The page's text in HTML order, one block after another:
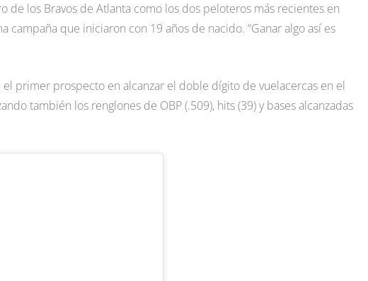
de los Bravos de Atlanta como los dos peloteros más recientes en
campaña que iniciaron con 19 años de nacido. “Ganar algo así es
el primer prospecto en alcanzar el doble dígito de vuelacercas en el
también los renglones de OBP (.509), hits (39) y bases alcanzadas